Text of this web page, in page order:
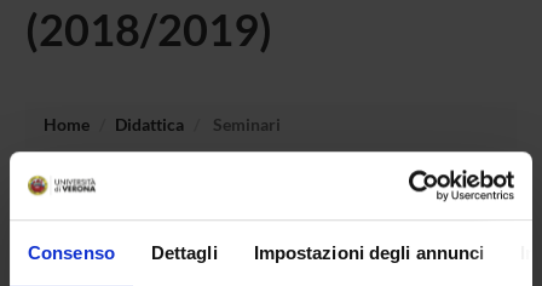
Consenso Dettagli Impostazioni degli annunci
(2018/2019)
Home Didattica Seminari
Non è stato trovato alcun seminario relativo
all'insegnamento Diritto della pubblicita' immobiliare.